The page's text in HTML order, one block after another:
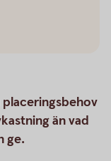
än vad
ge.